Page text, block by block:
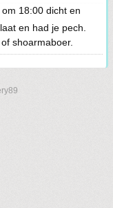
18:00 dicht en
en had je pech.
shoarmaboer.